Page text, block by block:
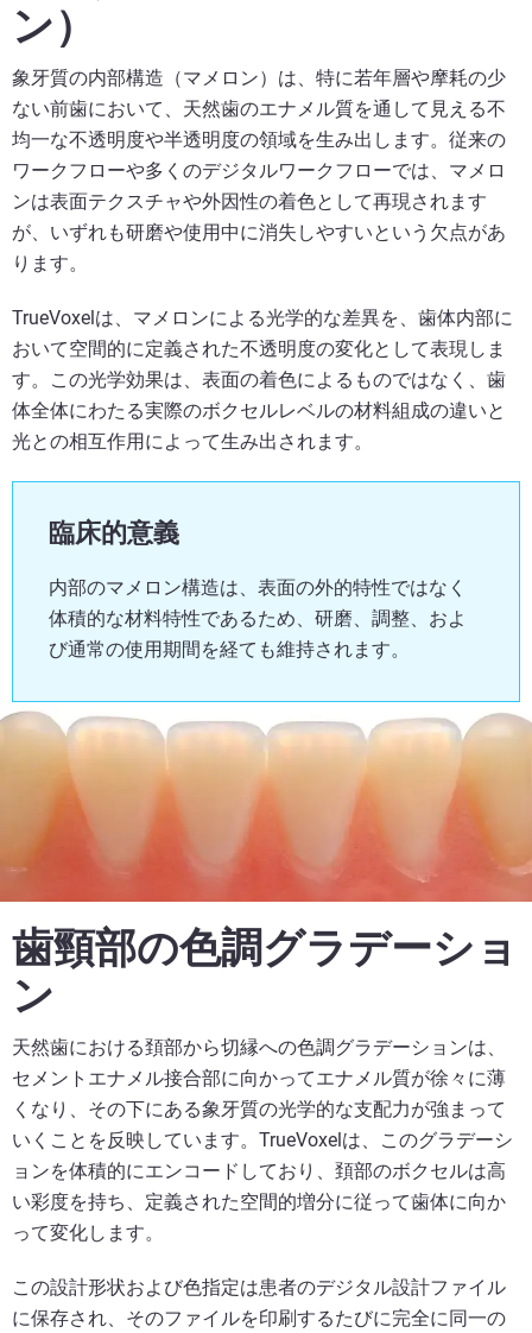
ン）
象牙質の内部構造（マメロン）は、特に若年層や摩耗の少
ない前歯において、天然歯のエナメル質を通して見える不
均一な不透明度や半透明度の領域を生み出します。従来の
ワークフローや多くのデジタルワークフローでは、マメロ
ンは表面テクスチャや外因性の着色として再現されます
が、いずれも研磨や使用中に消失しやすいという欠点があ
ります。
TrueVoxelは、マメロンによる光学的な差異を、歯体内部に
おいて空間的に定義された不透明度の変化として表現しま
す。この光学効果は、表面の着色によるものではなく、歯
体全体にわたる実際のボクセルレベルの材料組成の違いと
光との相互作用によって生み出されます。
臨床的意義
内部のマメロン構造は、表面の外的特性ではなく
体積的な材料特性であるため、研磨、調整、およ
び通常の使用期間を経ても維持されます。
歯頸部の色調グラデーショ
ン
天然歯における頚部から切縁への色調グラデーションは、
セメントエナメル接合部に向かってエナメル質が徐々に薄
くなり、その下にある象牙質の光学的な支配力が強まって
いくことを反映しています。TrueVoxelは、このグラデーシ
ョンを体積的にエンコードしており、頚部のボクセルは高
い彩度を持ち、定義された空間的増分に従って歯体に向か
って変化します。
この設計形状および色指定は患者のデジタル設計ファイル
に保存され、そのファイルを印刷するたびに完全に同一の